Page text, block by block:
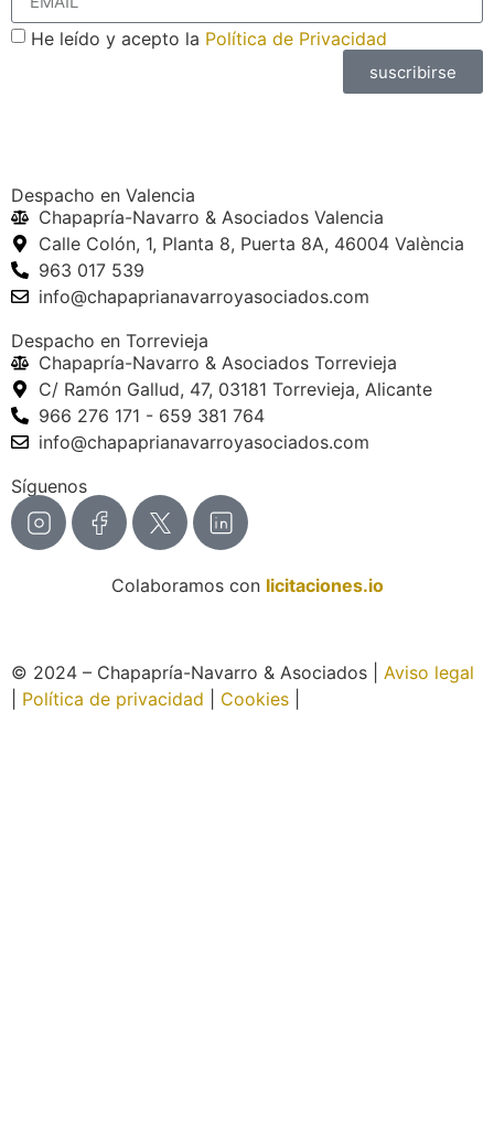
He leído y acepto la Política de Privacidad
suscribirse
Despacho en Valencia
Chapapría-Navarro & Asociados Valencia
Calle Colón, 1, Planta 8, Puerta 8A, 46004 València
963 017 539
info@chapaprianavarroyasociados.com
Despacho en Torrevieja
Chapapría-Navarro & Asociados Torrevieja
C/ Ramón Gallud, 47, 03181 Torrevieja, Alicante
966 276 171 - 659 381 764
info@chapaprianavarroyasociados.com
Síguenos
Colaboramos con licitaciones.io
© 2024 – Chapapría-Navarro & Asociados | Aviso legal
Política de privacidad Cookies